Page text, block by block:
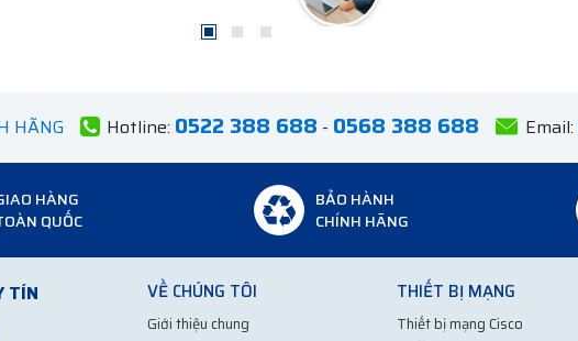
HÃNG Hotline: 0522 388 688 - 0568 388 688 Email:
HÀNG
QUỐC
BẢO HÀNH
CHÍNH HÃNG
TÍN VỀ CHÚNG TÔI
Giới thiệu chung
THIẾT BỊ MẠNG
Thiết bị mạng Cisco